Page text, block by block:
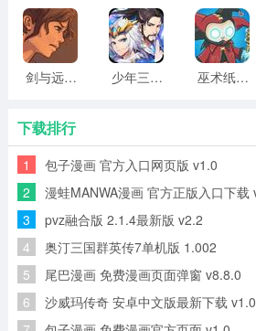
TapAim官网入口攻略-下载教程
1、在当前页面下载TapAim官网入
2、下载完成后，在手机通知栏或文
3、打开下载的APK文件，点击安装
完成。
4、安装成功后，点击“打开”或到桌
TapAim官网入口测评
这是一款为fps玩家练习枪械而设计
多种不同的训练模式，各种武器枪
剑与远行人全角色版 vv1.14 少年三国志2无限元宝版最新版 vv5.3.9 巫术纸牌游戏 vv1.1.14
下载排行
1 包子漫画 官方入口网页版 v1.0
2 漫蛙MANWA漫画 官方正版入口下载
3 pvz融合版 2.1.4最新版 v2.2
4 奥汀三国群英传7单机版 1.002
5 尾巴漫画 免费漫画页面弹窗 v8.8.0
6 沙威玛传奇 安卓中文版最新下载